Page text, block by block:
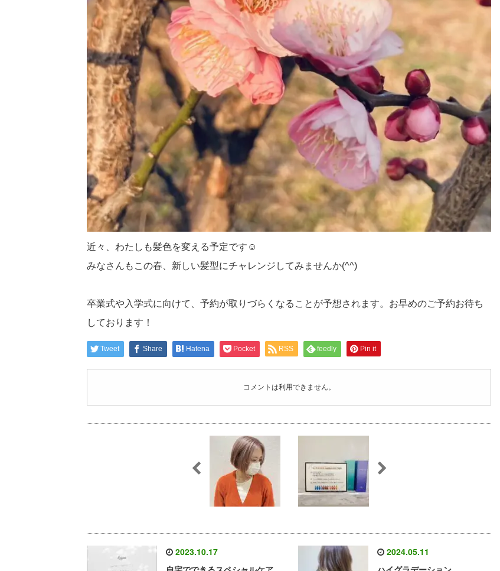
近々、わたしも髪色を変える予定です☺︎
みなさんもこの春、新しい髪型にチャレンジしてみませんか(^^)
卒業式や入学式に向けて、予約が取りづらくなることが予想されます。お早めのご予約お待ち
しております！
Tweet Share Hatena Pocket RSS feedly Pin it
コメントは利用できません。
2023.10.17 2024.05.11